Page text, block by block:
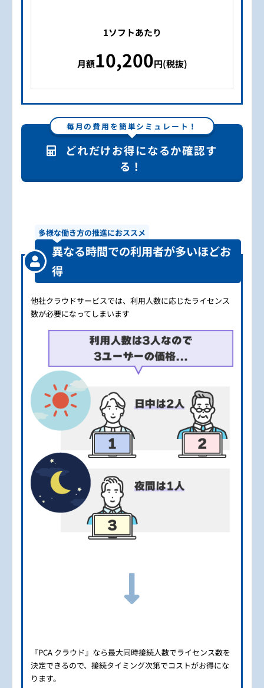
1ソフトあたり
月額10,200円(税抜)
毎月の費用を簡単シミュレート！
どれだけお得になるか確認す
る！
多様な働き方の推進におススメ
異なる時間での利用者が多いほどお
得
他社クラウドサービスでは、利用人数に応じたライセンス
数が必要になってしまいます
『PCA クラウド』なら最大同時接続人数でライセンス数を
決定できるので、接続タイミング次第でコストがお得にな
ります。